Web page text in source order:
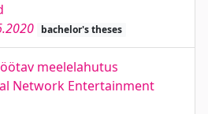
bachelor's theses
meelelahutus
Network Entertainment